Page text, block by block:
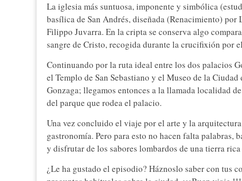
La iglesia más suntuosa, imponente y simbólica
basílica de San Andrés, diseñada (Renacimiento)
Filippo Juvarra. En la cripta se conserva algo
sangre de Cristo, recogida durante la crucifixión por
Continuando por la ruta ideal entre los dos palacios
el Templo de San Sebastiano y el Museo de la
Gonzaga; llegamos entonces a la llamada localidad
del parque que rodea el palacio.
Una vez concluido el viaje por el arte y la
gastronomía. Pero para esto no hacen falta palabras,
y disfrutar de los sabores lombardos de una tierra
¿Le ha gustado el episodio? Háznoslo saber con tus